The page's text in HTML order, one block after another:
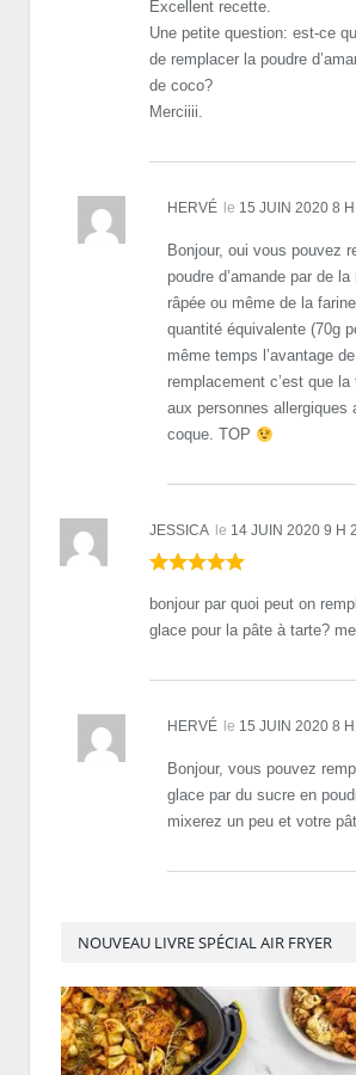
Excellent recette.
Une petite question: est-ce
de remplacer la poudre
de coco?
Merciiii.
HERVÉ le 15 JUIN 2020 8
Bonjour, oui vous pouvez
poudre d’amande par de
râpée ou même de la
quantité équivalente (70g
même temps l’avantage
remplacement c’est que
aux personnes allergiques
coque. TOP
JESSICA le 14 JUIN 2020 9 H
bonjour par quoi peut on
glace pour la pâte à tarte?
HERVÉ le 15 JUIN 2020 8
Bonjour, vous pouvez
glace par du sucre en
mixerez un peu et votre
NOUVEAU LIVRE SPÉCIAL AIR FRYER